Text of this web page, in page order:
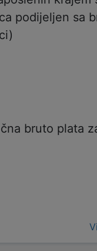
podijeljen sa
bruto plata